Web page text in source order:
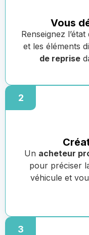
Vous
Renseignez
et les éléments
de reprise
2
Un acheteur
pour préciser
véhicule et
3